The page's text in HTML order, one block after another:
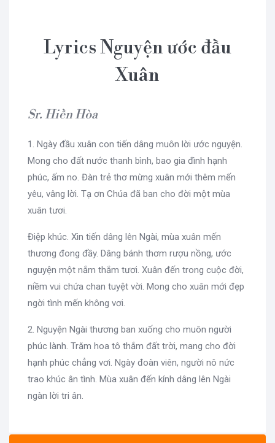
Lyrics Nguyện ước đầu
Xuân
Sr. Hiền Hòa
1. Ngày đầu xuân con tiến dâng muôn lời ước nguyện.
Mong cho đất nước thanh bình, bao gia đình hạnh
phúc, ấm no. Đàn trẻ thơ mừng xuân mới thêm mến
yêu, vâng lời. Tạ ơn Chúa đã ban cho đời một mùa
xuân tươi.
Điệp khúc. Xin tiến dâng lên Ngài, mùa xuân mến
thương đong đầy. Dâng bánh thơm rượu nồng, ước
nguyện một nắm thắm tươi. Xuân đến trong cuộc đời,
niềm vui chứa chan tuyệt vời. Mong cho xuân mới đẹp
ngời tình mến không vơi.
2. Nguyện Ngài thương ban xuống cho muôn người
phúc lành. Trăm hoa tô thắm đất trời, mang cho đời
hạnh phúc chẳng vơi. Ngày đoàn viên, người nô nức
trao khúc ân tình. Mùa xuân đến kính dâng lên Ngài
ngàn lời tri ân.